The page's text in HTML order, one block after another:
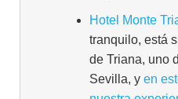
Hotel Monte
tranquilo, está
de Triana, uno
Sevilla, y en